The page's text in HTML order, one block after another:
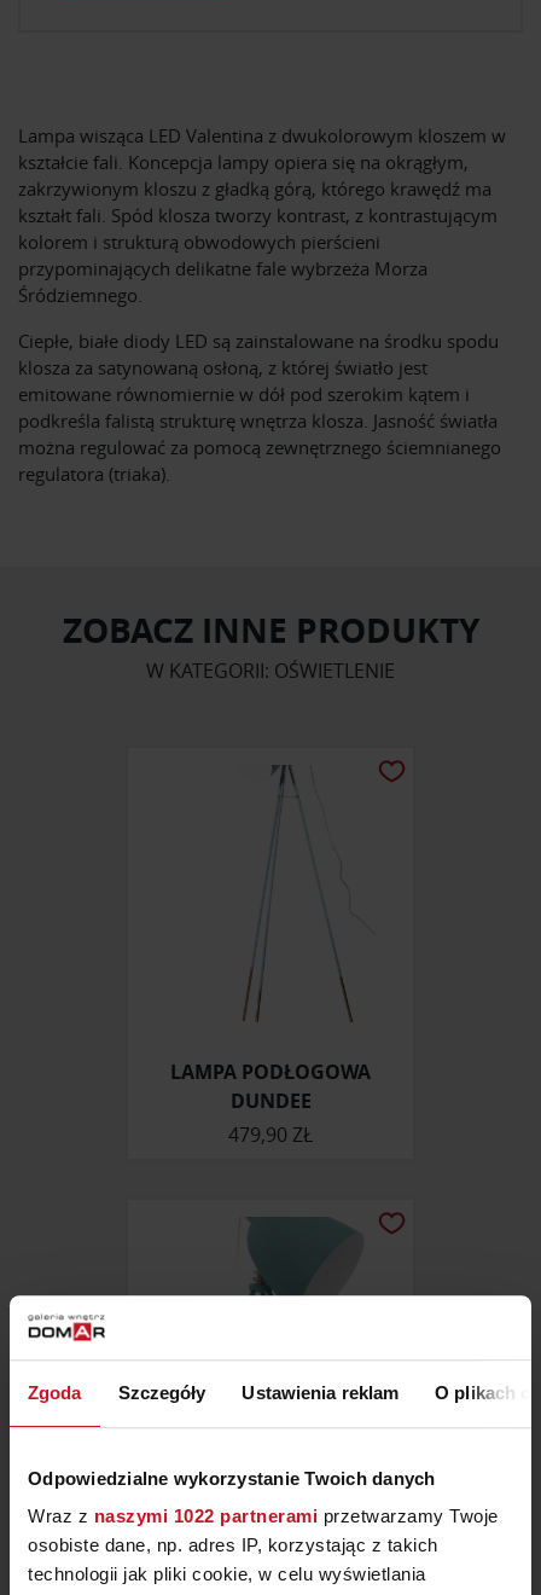
Zgoda Szczegóły Ustawienia reklam O plikach
Odpowiedzialne wykorzystanie Twoich danych
Wraz z naszymi 1022 partnerami przetwarzamy Twoje
osobiste dane, np. adres IP, korzystając z takich
technologii jak pliki cookie, w celu wyświetlania
Lampa wisząca LED Valentina z dwukolorowym kloszem w
kształcie fali. Koncepcja lampy opiera się na okrągłym,
zakrzywionym kloszu z gładką górą, którego krawędź ma
kształt fali. Spód klosza tworzy kontrast, z kontrastującym
kolorem i strukturą obwodowych pierścieni
przypominających delikatne fale wybrzeża Morza
Śródziemnego.
Ciepłe, białe diody LED są zainstalowane na środku spodu
klosza za satynowaną osłoną, z której światło jest
emitowane równomiernie w dół pod szerokim kątem i
podkreśla falistą strukturę wnętrza klosza. Jasność światła
można regulować za pomocą zewnętrznego ściemnianego
regulatora (triaka).
ZOBACZ INNE PRODUKTY
W KATEGORII: OŚWIETLENIE
LAMPA PODŁOGOWA
DUNDEE
479,90 ZŁ
LAMPA BIURKOWA DUNDEE
239,90 ZŁ